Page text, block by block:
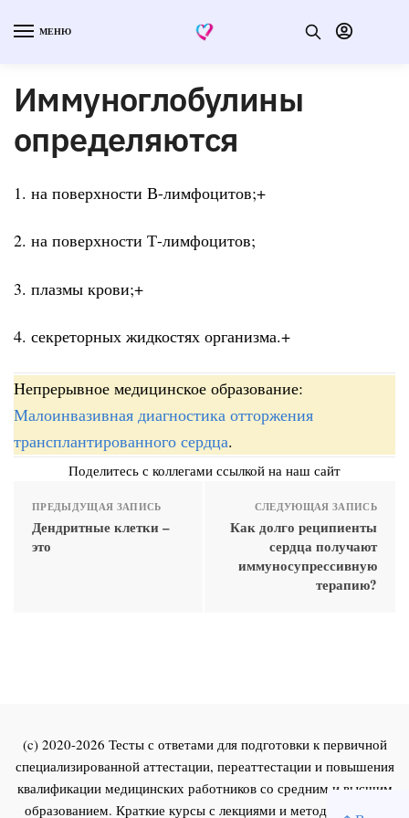
МЕНЮ
Иммуноглобулины
определяются
1. на поверхности В-лимфоцитов;+
2. на поверхности Т-лимфоцитов;
3. плазмы крови;+
4. секреторных жидкостях организма.+
Непрерывное медицинское образование:
Малоинвазивная диагностика отторжения
трансплантированного сердца.
Поделитесь с коллегами ссылкой на наш сайт
ПРЕДЫДУЩАЯ ЗАПИСЬ
Дендритные клетки –
это
СЛЕДУЮЩАЯ ЗАПИСЬ
Как долго реципиенты
сердца получают
иммуносупрессивную
терапию?
(c) 2020-2026 Тесты с ответами для подготовки к первичной
специализированной аттестации, переаттестации и повышения
квалификации медицинских работников со средним и высшим
образованием. Краткие курсы с лекциями и методическими